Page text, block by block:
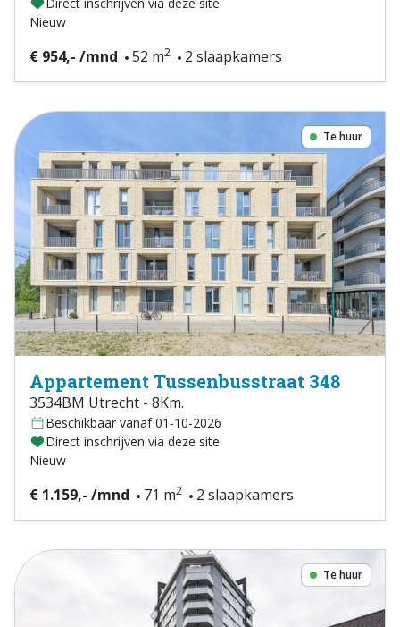
Nieuw
€ 954,- /mnd 52 m2 2 slaapkamers
Te huur
Appartement Tussenbusstraat 348
3534BM Utrecht - 8Km.
Beschikbaar vanaf 01-10-2026
Direct inschrijven via deze site
Nieuw
€ 1.159,- /mnd 71 m2 2 slaapkamers
Te huur